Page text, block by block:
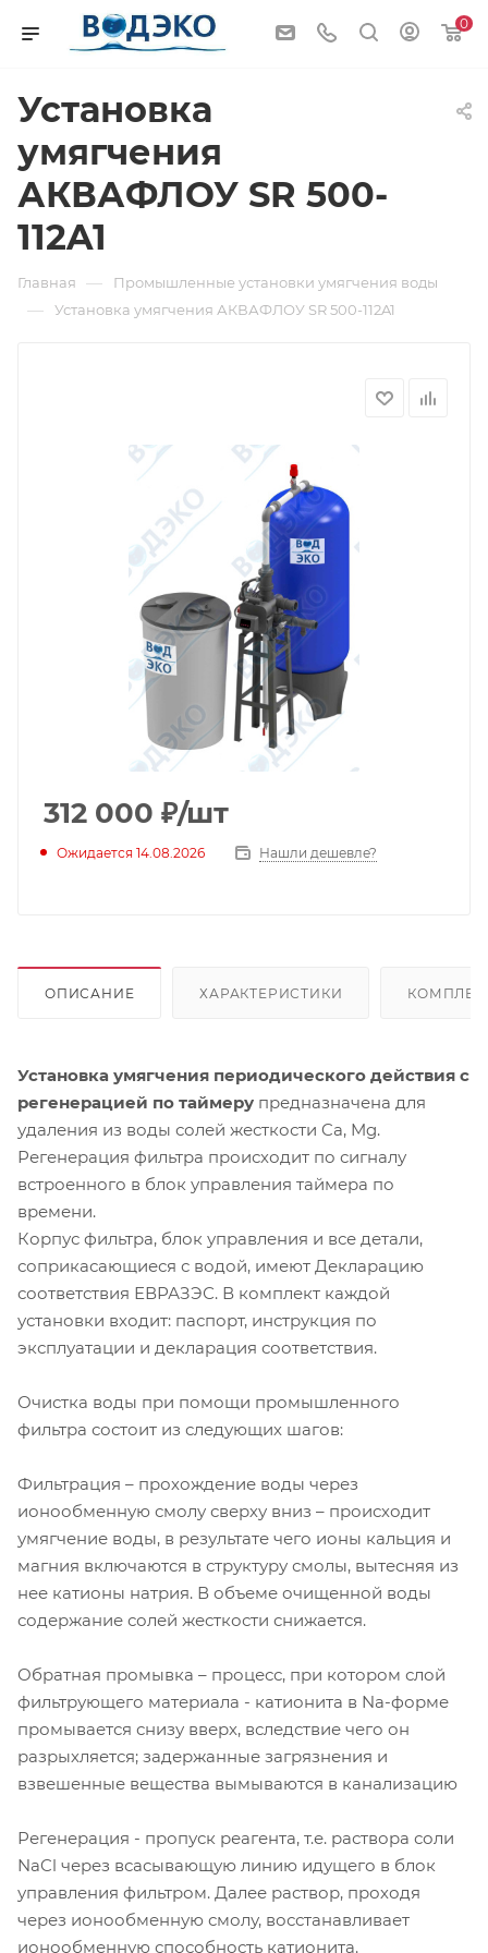
0
Установка
умягчения
АКВАФЛОУ SR 500-
112A1
Главная — Промышленные установки умягчения воды
— Установка умягчения АКВАФЛОУ SR 500-112A1
312 000 ₽/шт
Ожидается 14.08.2026 Нашли дешевле?
ОПИСАНИЕ ХАРАКТЕРИСТИКИ
Установка умягчения периодического действия с
регенерацией по таймеру предназначена для
удаления из воды солей жесткости Ca, Mg.
Регенерация фильтра происходит по сигналу
встроенного в блок управления таймера по
времени.
Корпус фильтра, блок управления и все детали,
соприкасающиеся с водой, имеют Декларацию
соответствия ЕВРАЗЭС. В комплект каждой
установки входит: паспорт, инструкция по
эксплуатации и декларация соответствия.
Очистка воды при помощи промышленного
фильтра состоит из следующих шагов:
Фильтрация – прохождение воды через
ионообменную смолу сверху вниз – происходит
умягчение воды, в результате чего ионы кальция и
магния включаются в структуру смолы, вытесняя из
нее катионы натрия. В объеме очищенной воды
содержание солей жесткости снижается.
Обратная промывка – процесс, при котором слой
фильтрующего материала - катионита в Na-форме
промывается снизу вверх, вследствие чего он
разрыхляется; задержанные загрязнения и
взвешенные вещества вымываются в канализацию
Регенерация - пропуск реагента, т.е. раствора соли
NaCl через всасывающую линию идущего в блок
управления фильтром. Далее раствор, проходя
через ионообменную смолу, восстанавливает
ионообменную способность катионита.